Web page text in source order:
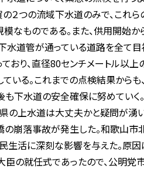
の流域下水道のみで、これら
ものである。また、供用開始か
管が通っている道路を全て目視
、直径80センチメートル以上の
。これまでの点検結果からも
水道の安全確保に努めていく。
道は大丈夫かと疑問が湧いて
事故が発生した。和歌山市北
に深刻な影響を与えた。原因は
任式であったので、公明党市